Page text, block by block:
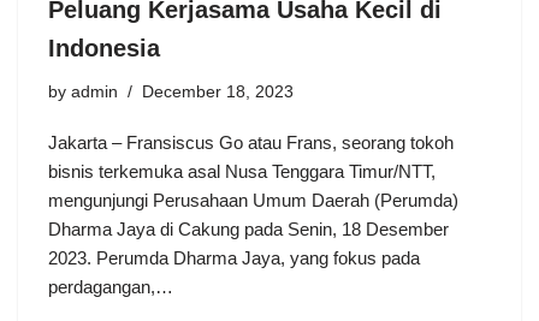
Peluang Kerjasama Usaha Kecil di
Indonesia
by admin December 18, 2023
Jakarta – Fransiscus Go atau Frans, seorang tokoh
bisnis terkemuka asal Nusa Tenggara Timur/NTT,
mengunjungi Perusahaan Umum Daerah (Perumda)
Dharma Jaya di Cakung pada Senin, 18 Desember
2023. Perumda Dharma Jaya, yang fokus pada
perdagangan,…